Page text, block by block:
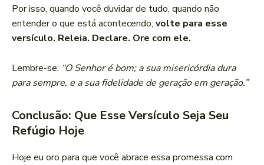
Por isso, quando você duvidar de tudo, quando não
entender o que está acontecendo, volte para esse
versículo. Releia. Declare. Ore com ele.
Lembre-se: “O Senhor é bom; a sua misericórdia dura
para sempre, e a sua fidelidade de geração em geração.”
Conclusão: Que Esse Versículo Seja Seu
Refúgio Hoje
Hoje eu oro para que você abrace essa promessa com